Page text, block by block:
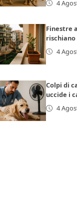
4
Finestre
4
Colpi di
uccide i
4